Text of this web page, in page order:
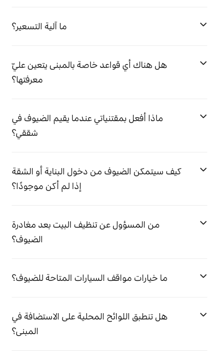
ما آلية التسعير؟
هل هناك أي قواعد خاصة بالمبنى يتعين عليّ
معرفتها؟
ماذا أفعل بمقتنياتي عندما يقيم الضيوف في
شققي؟
كيف سيتمكن الضيوف من دخول البناية أو الشقة
إذا لم أكن موجودًا؟
من المسؤول عن تنظيف البيت بعد مغادرة
الضيوف؟
ما خيارات مواقف السيارات المتاحة للضيوف؟
هل تنطبق اللوائح المحلية على الاستضافة في
المبنى؟